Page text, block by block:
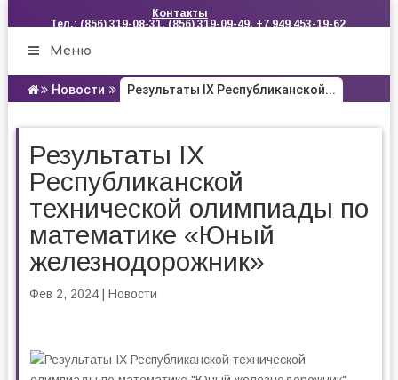
Контакты
Тел.: (856) 319-08-31, (856) 319-09-49, +7 949 453-19-62
Меню
Новости Результаты IX Республиканской...
Результаты IX
Республиканской
технической олимпиады по
математике «Юный
железнодорожник»
Фев 2, 2024| Новости